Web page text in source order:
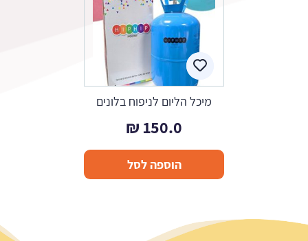
מיכל הליום לניפוח בלונים
150.0
₪
הוספה לסל